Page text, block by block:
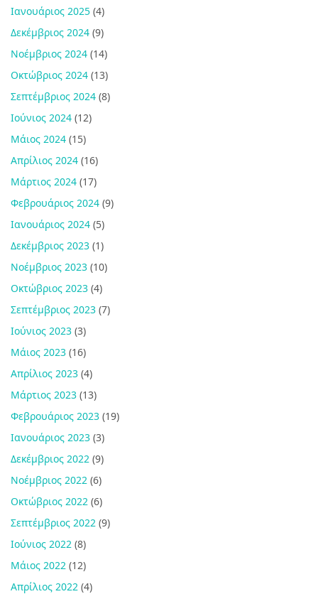
Ιανουάριος 2025 (4)
Δεκέμβριος 2024 (9)
Νοέμβριος 2024 (14)
Οκτώβριος 2024 (13)
Σεπτέμβριος 2024 (8)
Ιούνιος 2024 (12)
Μάιος 2024 (15)
Απρίλιος 2024 (16)
Μάρτιος 2024 (17)
Φεβρουάριος 2024 (9)
Ιανουάριος 2024 (5)
Δεκέμβριος 2023 (1)
Νοέμβριος 2023 (10)
Οκτώβριος 2023 (4)
Σεπτέμβριος 2023 (7)
Ιούνιος 2023 (3)
Μάιος 2023 (16)
Απρίλιος 2023 (4)
Μάρτιος 2023 (13)
Φεβρουάριος 2023 (19)
Ιανουάριος 2023 (3)
Δεκέμβριος 2022 (9)
Νοέμβριος 2022 (6)
Οκτώβριος 2022 (6)
Σεπτέμβριος 2022 (9)
Ιούνιος 2022 (8)
Μάιος 2022 (12)
Απρίλιος 2022 (4)